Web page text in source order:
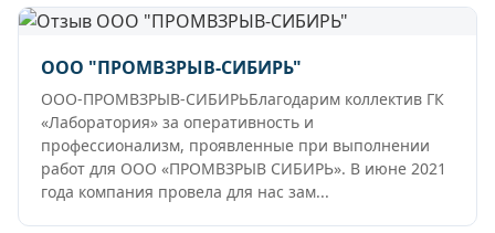
ООО "ПРОМВЗРЫВ-СИБИРЬ"
ООО-ПРОМВЗРЫВ-СИБИРЬБлагодарим коллектив ГК
«Лаборатория» за оперативность и
профессионализм, проявленные при выполнении
работ для ООО «ПРОМВЗРЫВ СИБИРЬ». В июне 2021
года компания провела для нас зам...